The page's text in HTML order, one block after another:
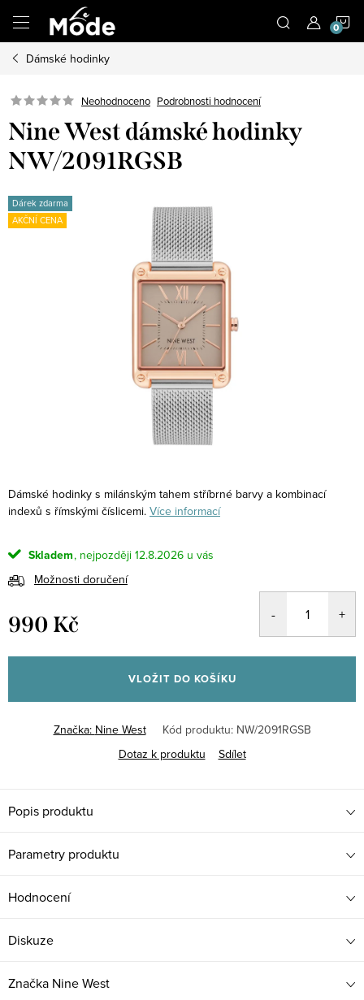
obsah
Dámské hodinky
Neohodnoceno Podrobnosti hodnocení
Nine West dámské hodinky
NW/2091RGSB
Dárek zdarma
AKČNÍ CENA
Dámské hodinky s milánským tahem stříbrné barvy a kombinací
indexů s římskými číslicemi. Více informací
Skladem
12.8.2026
Možnosti doručení
990 Kč
cena:
VLOŽIT DO KOŠÍKU
Značka: Nine West Kód produktu: NW/2091RGSB
Dotaz k produktu
Sdílet
Popis produktu
Parametry produktu
Hodnocení
Diskuze
Značka Nine West